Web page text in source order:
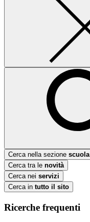
Cerca nella sezione scuola
Cerca tra le novità
Cerca nei servizi
Cerca in tutto il sito
Ricerche frequenti